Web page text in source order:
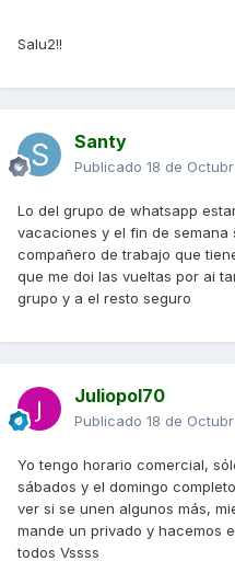
Salu2!!
Santy
Publicado 18 de
Lo del grupo de whatsapp
vacaciones y el fin de semana
compañero de trabajo que
que me doi las vueltas por ai
grupo y a el resto seguro
Juliopol70
Publicado 18 de
Yo tengo horario comercial,
sábados y el domingo
ver si se unen algunos más,
mande un privado y hacemos
todos Vssss